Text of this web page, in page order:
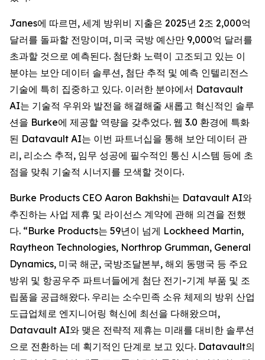
Janes에 따르면, 세계 방위비 지출은 2025년 2조 2,000억
달러를 돌파할 전망이며, 미국 국방 예산만 9,000억 달러를
초과할 것으로 예측된다. 첨단화 노력이 고조되고 있는 이
분야는 보안 데이터 솔루션, 첨단 추적 및 예측 인텔리전스
기술에 특히 집중하고 있다. 이러한 분야에서 Datavault
AI는 기술적 우위와 발전을 해결해줄 새롭고 혁신적인 솔루
션을 Burke에 제공할 역량을 갖추었다. 웹 3.0 환경에 특화
된 Datavault AI는 이번 파트너십을 통해 보안 데이터 관
리, 리소스 추적, 임무 성공에 필수적인 통신 시스템 등에 초
점을 맞춰 기술적 시너지를 모색할 것이다.
Burke Products CEO Aaron Bakhshi는 Datavault AI와
추진하는 사업 제휴 및 라이선스 계약에 관해 의견을 전했
다. “Burke Products는 59년이 넘게 Lockheed Martin,
Raytheon Technologies, Northrop Grumman, General
Dynamics, 미국 해군, 국방조달본부, 해외 동맹국 등 주요
방위 및 항공우주 파트너들에게 첨단 전기-기계 부품 및 조
립품을 공급해왔다. 우리는 소수민족 소유 체제의 방위 산업
도급업체로 엔지니어링 혁신에 최선을 다해왔으며,
Datavault AI와 맺은 전략적 제휴는 미래를 대비한 솔루션
으로 전환하는 데 획기적인 단계로 보고 있다. Datavault의